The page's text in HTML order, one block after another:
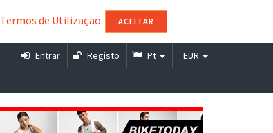
Termos de Utilização. ACEITAR
Entrar Registo Pt EUR